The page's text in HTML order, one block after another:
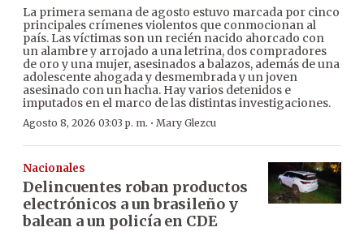
La primera semana de agosto estuvo marcada por cinco
principales crímenes violentos que conmocionan al
país. Las víctimas son un recién nacido ahorcado con
un alambre y arrojado a una letrina, dos compradores
de oro y una mujer, asesinados a balazos, además de una
adolescente ahogada y desmembrada y un joven
asesinado con un hacha. Hay varios detenidos e
imputados en el marco de las distintas investigaciones.
Agosto 8, 2026 03:03 p. m. · Mary Glezcu
Nacionales
Delincuentes roban productos
electrónicos a un brasileño y
balean a un policía en CDE